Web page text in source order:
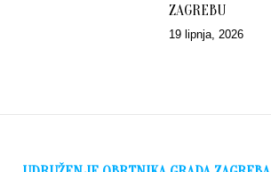
ZAGREBU
19 lipnja, 2026